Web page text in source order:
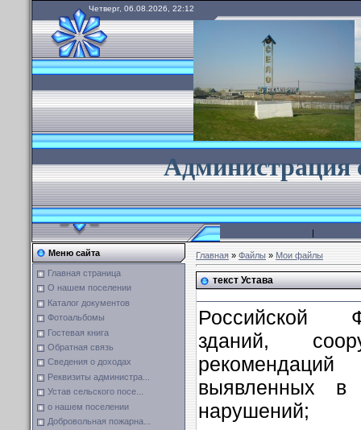
Четверг, 06.08.2026, 22:12
Администрация
|
Меню сайта
Главная страница
О нашем поселении
Каталог документов
Фотоальбомы
Гостевая книга
Обратная связь
Сведения о доходах
Реквизиты администра...
Устав сельского посе...
о нашем поселении
Добровольная пожарна...
Главная»Файлы»Мои файлы
текст Устава
Российской
зданий,
выявленных в
нарушений;